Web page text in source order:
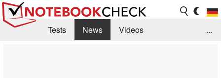
Tests News
Videos
...